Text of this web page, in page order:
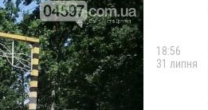
18:56
31 липня